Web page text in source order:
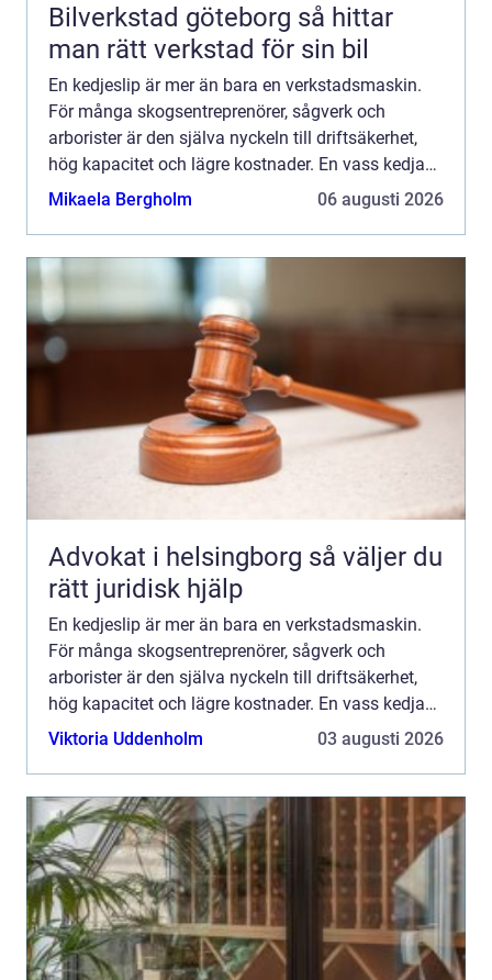
Bilverkstad göteborg så hittar
man rätt verkstad för sin bil
En kedjeslip är mer än bara en verkstadsmaskin.
För många skogsentreprenörer, sågverk och
arborister är den själva nyckeln till driftsäkerhet,
hög kapacitet och lägre kostnader. En vass kedja
minskar bränsleförbrukningen, skonar maskinerna
Mikaela Bergholm 06 augusti 2026
Advokat i helsingborg så väljer du
rätt juridisk hjälp
En kedjeslip är mer än bara en verkstadsmaskin.
För många skogsentreprenörer, sågverk och
arborister är den själva nyckeln till driftsäkerhet,
hög kapacitet och lägre kostnader. En vass kedja
minskar bränsleförbrukningen, skonar maskinerna
Viktoria Uddenholm 03 augusti 2026